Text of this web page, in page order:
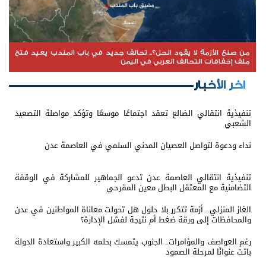
من صنع الأزمة لا يقود الحل؟.. تحالف جديد في باب المندب يعيد فتح
ملف إخفاقات التحالف العربي في اليمن
اخر الأخبار
تنفيذية انتقالي الضالع تعقد اجتماعًا موسعًا وتؤكد مواصلة التصعيد
الشعبي
نداء ودعوة لتواصل العصيان المدني السلمي في العاصمة عدن
تنفيذية انتقالي العاصمة عدن تدعو الجماهير للمشاركة في الوقفة
التضامنية مع المعتقل البطل معين المقرحي
الغاز المنزلي.. أزمة تتكرر بلا حلول هل تحولت معاناة المواطنين في عدن
والمحافظات إلى ورقة ضغط أم نتيجة لفشل الإدارة؟
رغم العواصف والمؤامرات.. الجنوب يتمسك بحلمه الكبير واستعادة الدولة
باتت عنوانًا لمرحلة الصمود